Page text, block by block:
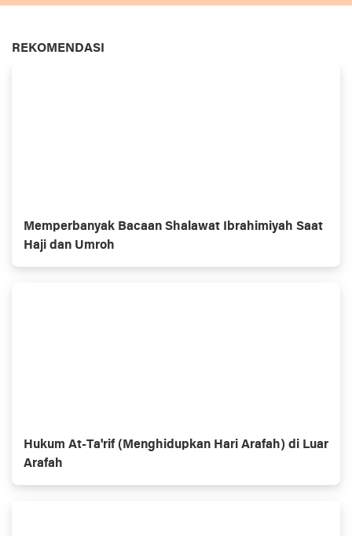
REKOMENDASI
Memperbanyak Bacaan Shalawat Ibrahimiyah Saat
Haji dan Umroh
Hukum At-Ta'rif (Menghidupkan Hari Arafah) di Luar
Arafah